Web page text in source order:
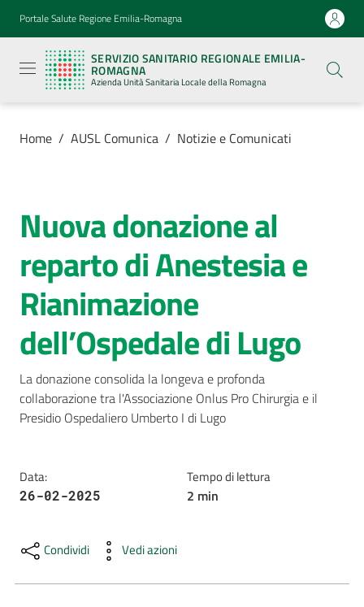
Vai al contenuto
Vai alla navigazione
Vai al footer
Portale Salute Regione Emilia-Romagna
SERVIZIO SANITARIO REGIONALE EMILIA-
ROMAGNA
Azienda Unità Sanitaria Locale della Romagna
Sanitario
Regionale
Emilia-
Romagna
Azienda
Sanitaria
Locale della
Azienda
Servizi
Luoghi
di
cura
AUSL
Comunica
Carta
dei
Servizi
Home / AUSL Comunica / Notizie e Comunicati
Salta al contenuto
Nuova donazione al
reparto di Anestesia e
Rianimazione
dell’Ospedale di Lugo
La donazione consolida la longeva e profonda
collaborazione tra l'Associazione Onlus Pro Chirurgia e il
Presidio Ospedaliero Umberto I di Lugo
Data:
26-02-2025
Tempo di lettura
2 min
Condividi Vedi azioni